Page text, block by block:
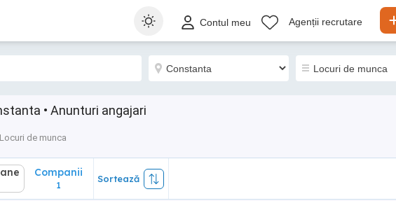
Contul meu Agenții recrutare
• Anunturi angajari
Locuri de munca
Companii
1
Sortează